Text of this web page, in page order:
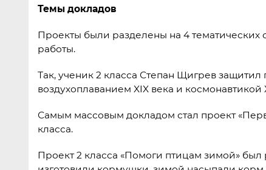
Темы докладов
Проекты были разделены на 4
работы.
Так, ученик 2 класса Степан Щигрев
воздухоплаванием XIX века и космонавтикой
Самым массовым докладом стал проект
класса.
Проект 2 класса «Помоги птицам зимой»